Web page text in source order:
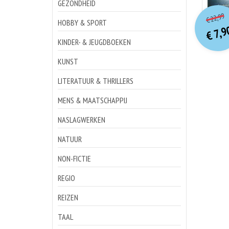
GEZONDHEID
HOBBY & SPORT
KINDER- & JEUGDBOEKEN
KUNST
LITERATUUR & THRILLERS
MENS & MAATSCHAPPIJ
NASLAGWERKEN
NATUUR
NON-FICTIE
REGIO
REIZEN
TAAL
€22,99
€